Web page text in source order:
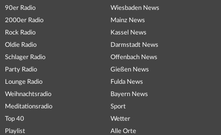
90er Radio
2000er Radio
Rock Radio
Oldie Radio
Schlager Radio
Party Radio
Lounge Radio
Weihnachtsradio
Meditationsradio
Top 40
Playlist
Wiesbaden News
Mainz News
Kassel News
Darmstadt News
Offenbach News
Gießen News
Fulda News
Bayern News
Sport
Wetter
Alle Orte